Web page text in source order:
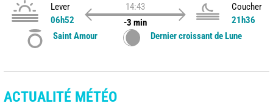
Lever
06h52
14:43
-3 min
Coucher
21h36
Saint Amour
Dernier croissant de Lune
ACTUALITÉ MÉTÉO